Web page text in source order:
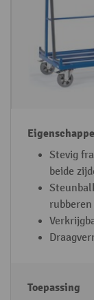
Stevig
beide